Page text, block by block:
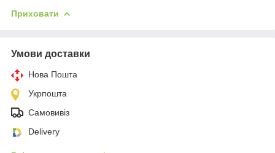
Приховати
Умови доставки
Нова Пошта
Укрпошта
Самовивіз
Delivery